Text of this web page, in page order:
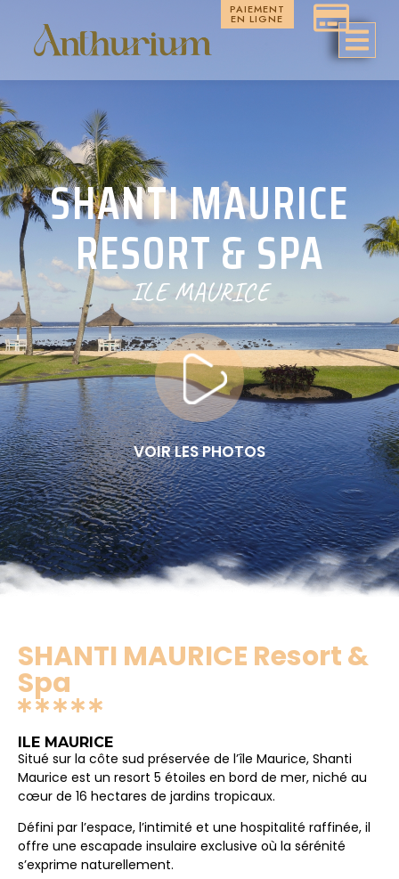
PAIEMENT
EN LIGNE
SHANTI MAURICE
RESORT & SPA
ILE MAURICE
VOIR LES PHOTOS
SHANTI MAURICE Resort &
Spa
ILE MAURICE
Situé sur la côte sud préservée de l’île Maurice, Shanti
Maurice est un resort 5 étoiles en bord de mer, niché au
cœur de 16 hectares de jardins tropicaux.
Défini par l’espace, l’intimité et une hospitalité raffinée, il
offre une escapade insulaire exclusive où la sérénité
s’exprime naturellement.